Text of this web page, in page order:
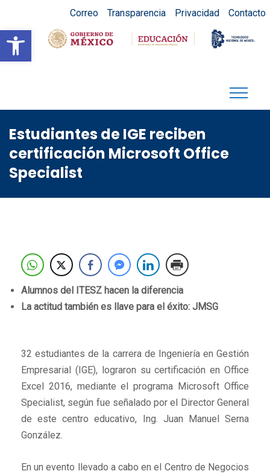
Abrir barra de herramientas
Correo Transparencia Privacidad Contacto
Estudiantes de IGE reciben
certificación Microsoft Office
Specialist
Alumnos del ITESZ hacen la diferencia
La actitud también es llave para el éxito: JMSG
32 estudiantes de la carrera de Ingeniería en Gestión
Empresarial (IGE), lograron su certificación en Office
Excel 2016, mediante el programa Microsoft Office
Specialist, según fue señalado por el Director General
de este centro educativo, Ing. Juan Manuel Serna
González.
En un evento llevado a cabo en el Centro de Negocios